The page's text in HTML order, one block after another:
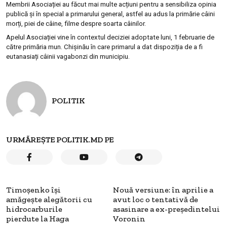
Membrii Asociației au făcut mai multe acțiuni pentru a sensibiliza opinia
publică și în special a primarului general, astfel au adus la primărie câini
morți, piei de câine, filme despre soarta câinilor.
Apelul Asociației vine în contextul deciziei adoptate luni, 1 februarie de
către primăria mun. Chișinău în care primarul a dat dispoziția de a fi
eutanasiați câinii vagabonzi din municipiu.
POLITIK
URMĂREȘTE POLITIK.MD PE
Timoşenko îşi
amăgeşte alegătorii cu
hidrocarburile
pierdute la Haga
Nouă versiune: în aprilie a
avut loc o tentativă de
asasinare a ex-preşedintelui
Voronin